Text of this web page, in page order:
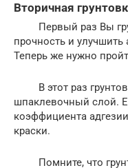
Вторичная
Первый раз Вы
прочность и
Теперь же нужно
В этот раз
шпаклевочный слой.
коэффициента
краски.
Помните, что